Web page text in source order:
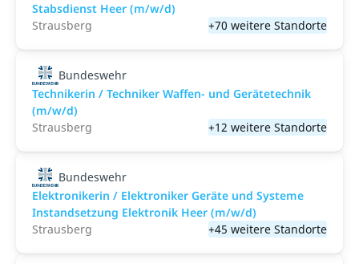
Stabsdienst Heer (m/w/d)
Strausberg
+70 weitere Standorte
Bundeswehr
Technikerin / Techniker Waffen- und Gerätetechnik
(m/w/d)
Strausberg
+12 weitere Standorte
Bundeswehr
Elektronikerin / Elektroniker Geräte und Systeme
Instandsetzung Elektronik Heer (m/w/d)
Strausberg
+45 weitere Standorte